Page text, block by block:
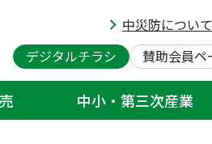
中災防について
デジタルチラシ 賛助会員ペ
中小・第三次産業
Association